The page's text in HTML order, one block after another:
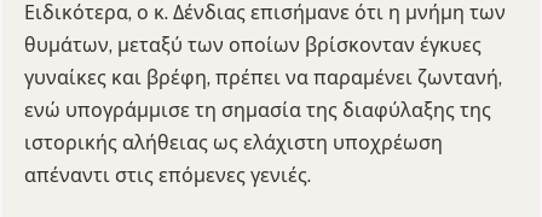
Ειδικότερα, ο κ. Δένδιας επισήμανε ότι η μνήμη των
θυμάτων, μεταξύ των οποίων βρίσκονταν έγκυες
γυναίκες και βρέφη, πρέπει να παραμένει ζωντανή,
ενώ υπογράμμισε τη σημασία της διαφύλαξης της
ιστορικής αλήθειας ως ελάχιστη υποχρέωση
απέναντι στις επόμενες γενιές.